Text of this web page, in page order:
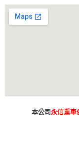
本公司永信重車